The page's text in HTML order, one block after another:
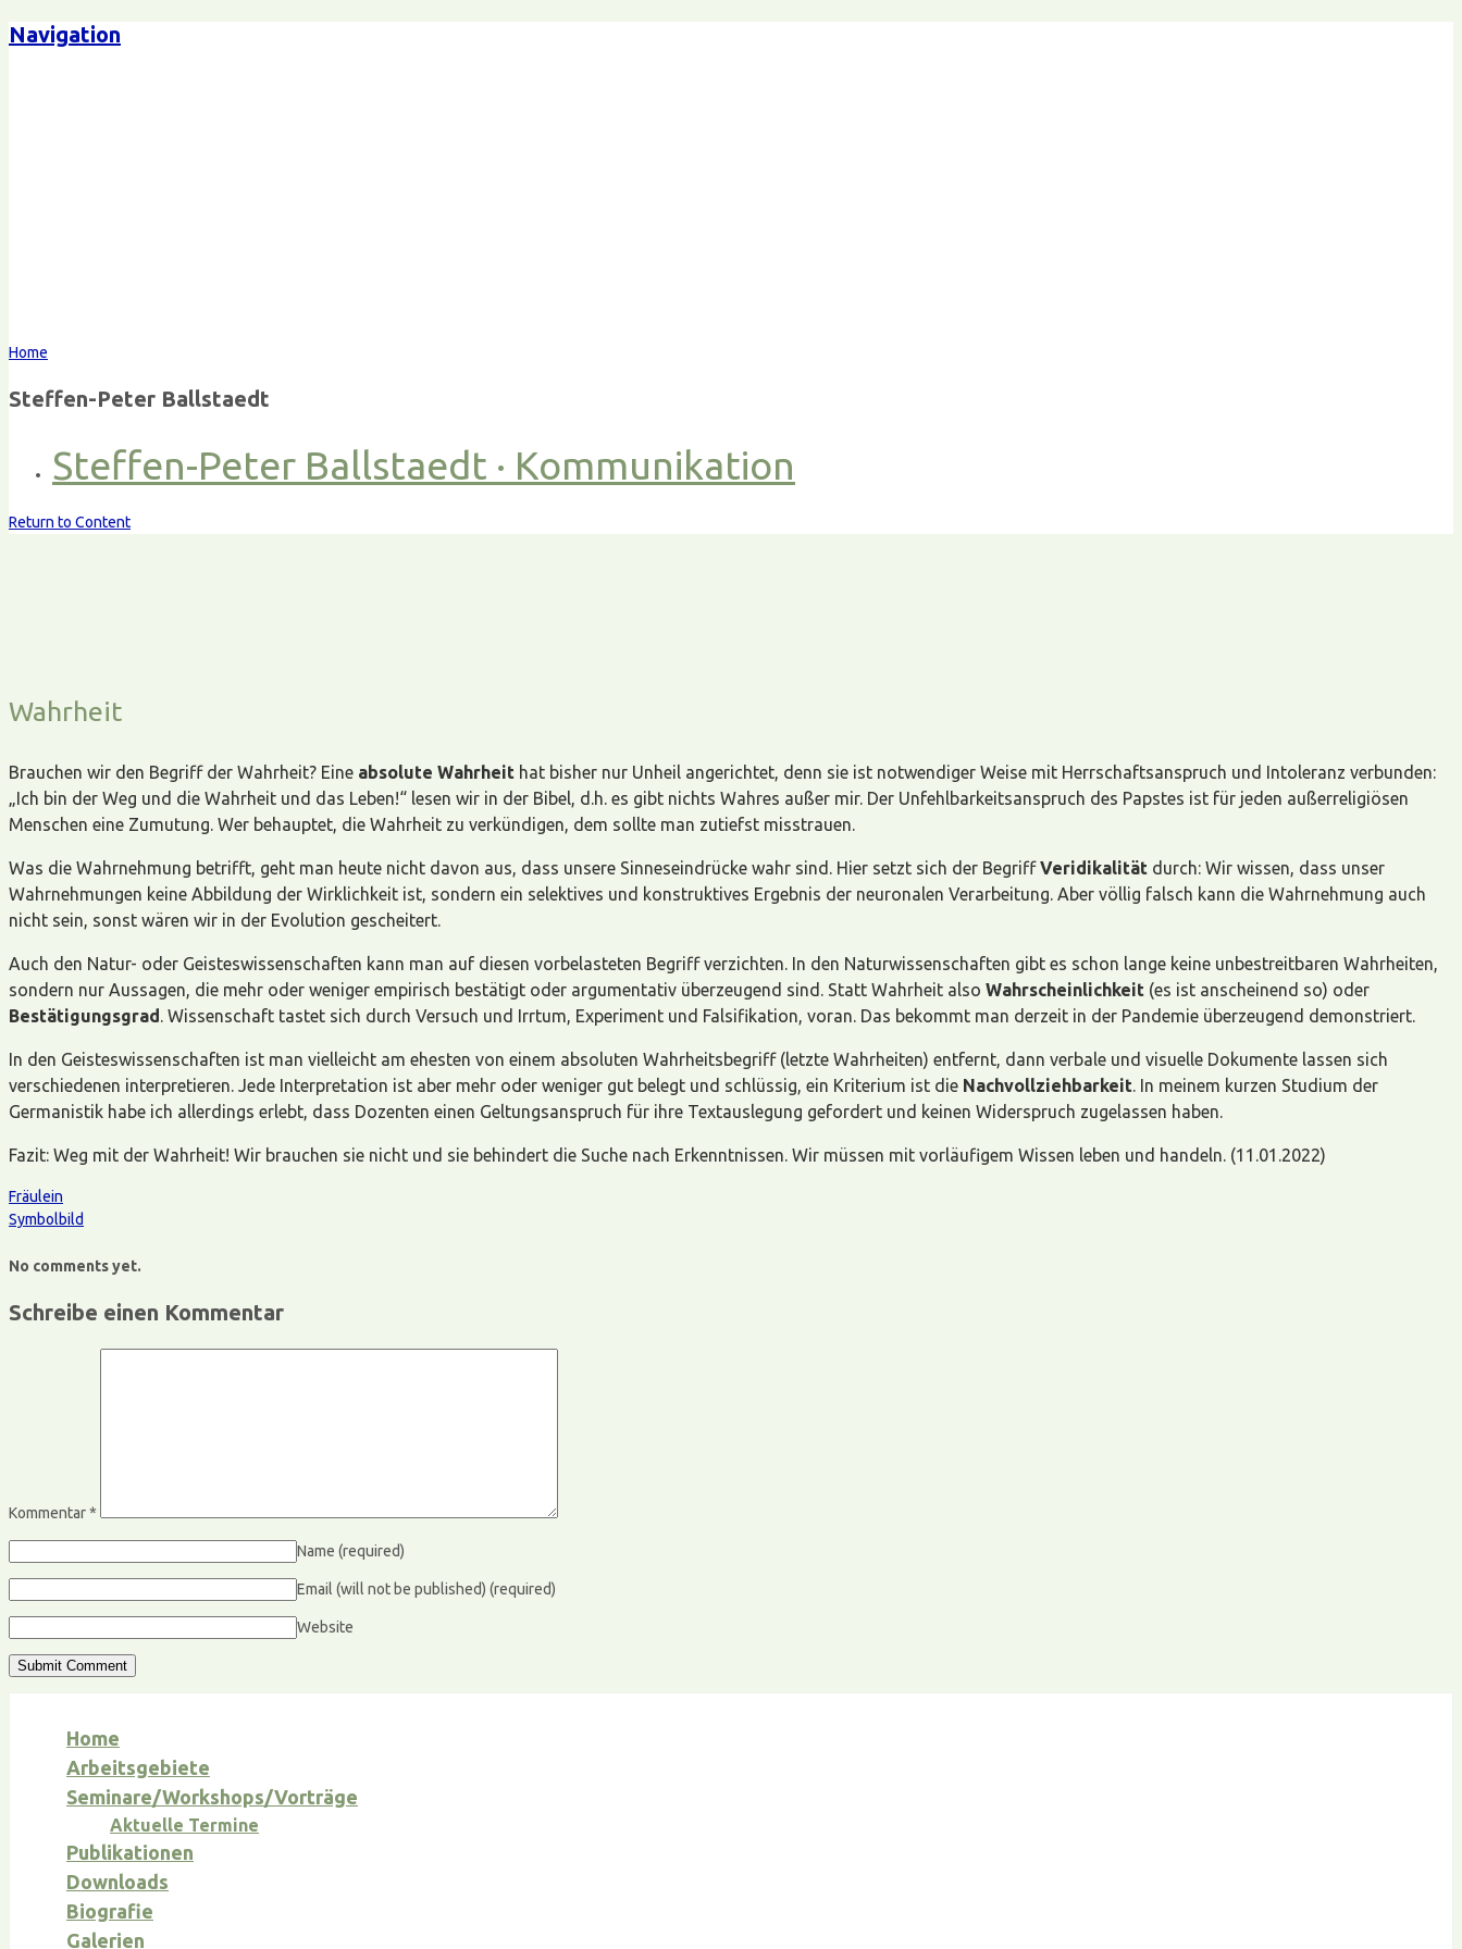
Navigation
Home
Steffen-Peter Ballstaedt
Steffen-Peter Ballstaedt · Kommunikation
Return to Content
Wahrheit
Brauchen wir den Begriff der Wahrheit? Eine absolute Wahrheit hat bisher nur Unheil angerichtet, denn sie ist notwendiger Weise mit Herrschaftsanspruch und Intoleranz verbunden:
„Ich bin der Weg und die Wahrheit und das Leben!“ lesen wir in der Bibel, d.h. es gibt nichts Wahres außer mir. Der Unfehlbarkeitsanspruch des Papstes ist für jeden außerreligiösen
Menschen eine Zumutung. Wer behauptet, die Wahrheit zu verkündigen, dem sollte man zutiefst misstrauen.
Was die Wahrnehmung betrifft, geht man heute nicht davon aus, dass unsere Sinneseindrücke wahr sind. Hier setzt sich der BegriffVeridikalität durch: Wir wissen, dass unser
Wahrnehmungen keine Abbildung der Wirklichkeit ist, sondern ein selektives und konstruktives Ergebnis der neuronalen Verarbeitung. Aber völlig falsch kann die Wahrnehmung auch
nicht sein, sonst wären wir in der Evolution gescheitert.
Auch den Natur- oder Geisteswissenschaften kann man auf diesen vorbelasteten Begriff verzichten. In den Naturwissenschaften gibt es schon lange keine unbestreitbaren Wahrheiten,
sondern nur Aussagen, die mehr oder weniger empirisch bestätigt oder argumentativ überzeugend sind. Statt Wahrheit also Wahrscheinlichkeit (es ist anscheinend so) oder
Bestätigungsgrad . Wissenschaft tastet sich durch Versuch und Irrtum, Experiment und Falsifikation, voran. Das bekommt man derzeit in der Pandemie überzeugend demonstriert.
In den Geisteswissenschaften ist man vielleicht am ehesten von einem absoluten Wahrheitsbegriff (letzte Wahrheiten) entfernt, dann verbale und visuelle Dokumente lassen sich
verschiedenen interpretieren. Jede Interpretation ist aber mehr oder weniger gut belegt und schlüssig, ein Kriterium ist die Nachvollziehbarkeit. In meinem kurzen Studium der
Germanistik habe ich allerdings erlebt, dass Dozenten einen Geltungsanspruch für ihre Textauslegung gefordert und keinen Widerspruch zugelassen haben.
Fazit: Weg mit der Wahrheit! Wir brauchen sie nicht und sie behindert die Suche nach Erkenntnissen. Wir müssen mit vorläufigem Wissen leben und handeln. (11.01.2022)
Fräulein
Symbolbild
No comments yet.
Schreibe einen Kommentar
Kommentar*
Name (required)
Email (will not be published) (required)
Website
Home
Arbeitsgebiete
Seminare/Workshops/Vorträge
Aktuelle Termine
Publikationen
Downloads
Biografie
Galerien